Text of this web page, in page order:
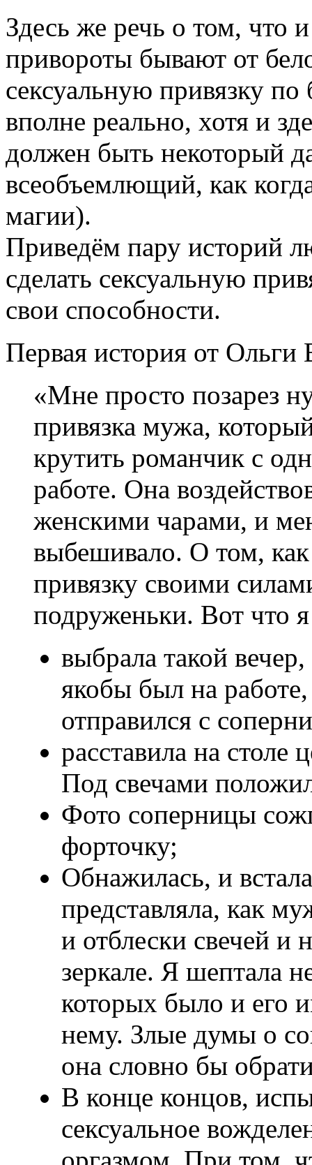
Здесь же речь о том, что
привороты бывают от
сексуальную привязку
вполне реально, хотя и
должен быть некоторый
всеобъемлющий, как
магии).
Приведём пару историй
сделать сексуальную
свои способности.
Первая история от Ольги
«Мне просто позарез
привязка мужа,
крутить романчик с
работе. Она
женскими чарами, и
выбешивало. О том, как
привязку своими
подруженьки. Вот что
выбрала такой
якобы был на
отправился с
расставила на столе
Под свечами
Фото соперницы
форточку;
Обнажилась, и
представляла, как
и отблески свечей и
зеркале. Я шептала
которых было и его
нему. Злые думы о
она словно бы
В конце концов,
сексуальное